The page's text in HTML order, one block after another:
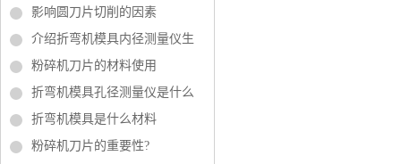
影响圆刀片切削的因素
介绍折弯机模具内径测量仪生
粉碎机刀片的材料使用
折弯机模具孔径测量仪是什么
折弯机模具是什么材料
粉碎机刀片的重要性?